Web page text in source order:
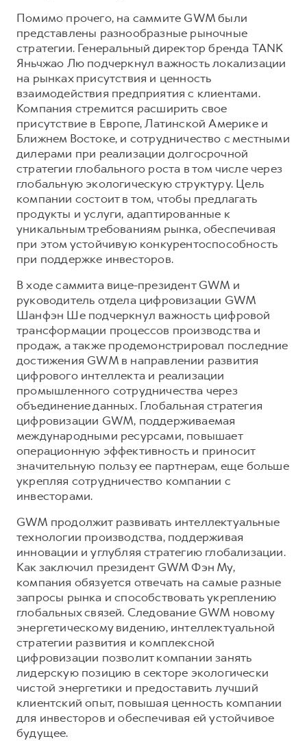
Помимо прочего, на саммите GWM были
представлены разнообразные рыночные
стратегии. Генеральный директор бренда TANK
Яньчжао Лю подчеркнул важность локализации
на рынках присутствия и ценность
взаимодействия предприятия с клиентами.
Компания стремится расширить свое
присутствие в Европе, Латинской Америке и
Ближнем Востоке, и сотрудничество с местными
дилерами при реализации долгосрочной
стратегии глобального роста в том числе через
глобальную экологическую структуру. Цель
компании состоит в том, чтобы предлагать
продукты и услуги, адаптированные к
уникальным требованиям рынка, обеспечивая
при этом устойчивую конкурентоспособность
при поддержке инвесторов.
В ходе саммита вице-президент GWM и
руководитель отдела цифровизации GWM
Шанфэн Ше подчеркнул важность цифровой
трансформации процессов производства и
продаж, а также продемонстрировал последние
достижения GWM в направлении развития
цифрового интеллекта и реализации
промышленного сотрудничества через
объединение данных. Глобальная стратегия
цифровизации GWM, поддерживаемая
международными ресурсами, повышает
операционную эффективность и приносит
значительную пользу ее партнерам, еще больше
укрепляя сотрудничество компании с
инвесторами.
GWM продолжит развивать интеллектуальные
технологии производства, поддерживая
инновации и углубляя стратегию глобализации.
Как заключил президент GWM Фэн Му,
компания обязуется отвечать на самые разные
запросы рынка и способствовать укреплению
глобальных связей. Следование GWM новому
энергетическому видению, интеллектуальной
стратегии развития и комплексной
цифровизации позволит компании занять
лидерскую позицию в секторе экологически
чистой энергетики и предоставить лучший
клиентский опыт, повышая ценность компании
для инвесторов и обеспечивая ей устойчивое
будущее.